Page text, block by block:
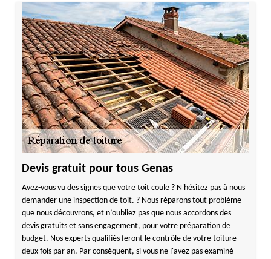
Devis gratuit pour tous Genas
Avez-vous vu des signes que votre toit coule ? N'hésitez pas à nous
demander une inspection de toit. ? Nous réparons tout problème
que nous découvrons, et n’oubliez pas que nous accordons des
devis gratuits et sans engagement, pour votre préparation de
budget. Nos experts qualifiés feront le contrôle de votre toiture
deux fois par an. Par conséquent, si vous ne l'avez pas examiné